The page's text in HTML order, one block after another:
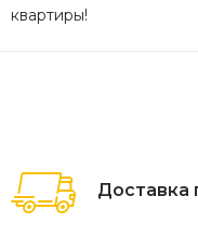
квартиры!
Доставка